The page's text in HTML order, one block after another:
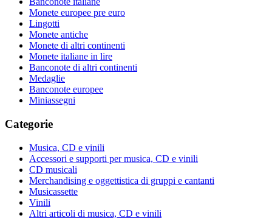
Monete europee pre euro
Lingotti
Monete antiche
Monete di altri continenti
Monete italiane in lire
Banconote di altri continenti
Medaglie
Banconote europee
Miniassegni
Categorie
Musica, CD e vinili
Accessori e supporti per musica, CD e vinili
CD musicali
Merchandising e oggettistica di gruppi e cantanti
Musicassette
Vinili
Altri articoli di musica, CD e vinili